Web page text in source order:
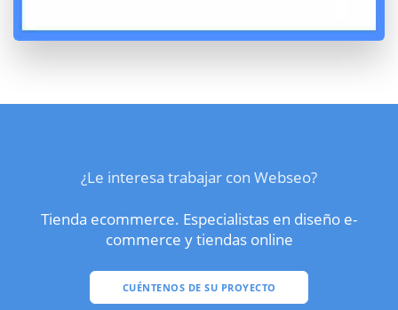
¿Le interesa trabajar con Webseo?
Tienda ecommerce. Especialistas en diseño e-
commerce y tiendas online
CUÉNTENOS DE SU PROYECTO